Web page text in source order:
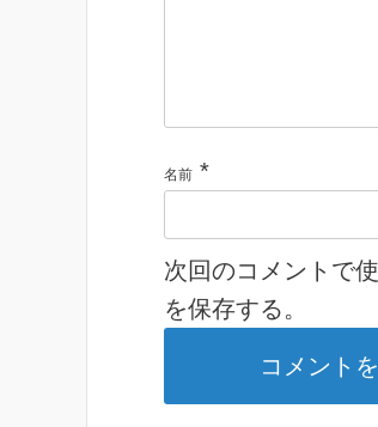
名前 *
次回のコメントで
を保存する。